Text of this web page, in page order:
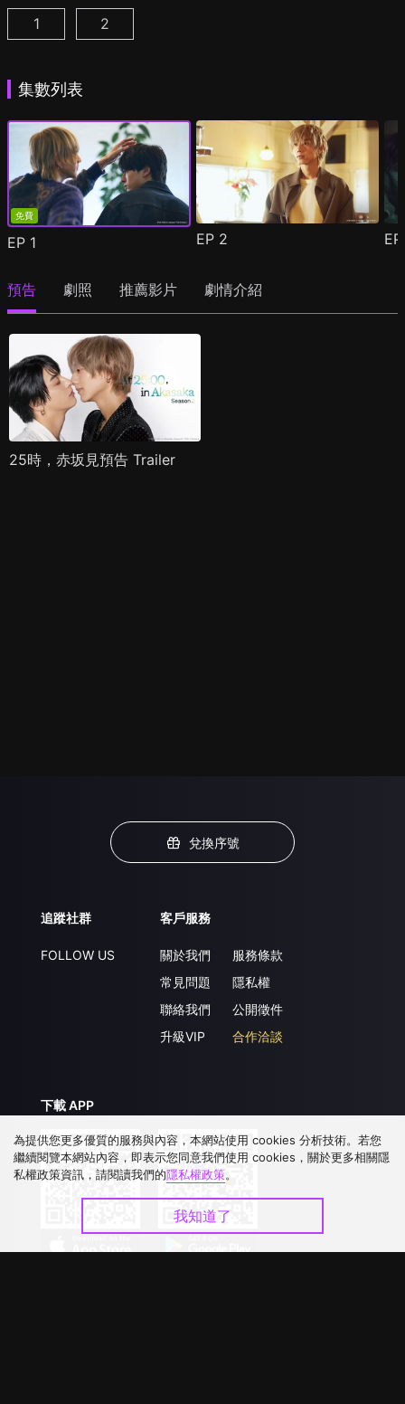
25時，赤坂見 第1集
1 25時，赤坂見 第2季 第1集
2
集數列表
免費
EP 1 EP 2
預告 劇照 推薦影片 劇情介紹
25時，赤坂見預告 Trailer
兌換序號
追蹤社群
FOLLOW US
客戶服務
關於我們
常見問題
聯絡我們
升級VIP
服務條款
隱私權
公開徵件
合作洽談
下載 APP
為提供您更多優質的服務與內容，本網站使用 cookies 分析技術。若您
繼續閱覽本網站內容，即表示您同意我們使用 cookies，關於更多相關隱
私權政策資訊，請閱讀我們的隱私權政策。
我知道了